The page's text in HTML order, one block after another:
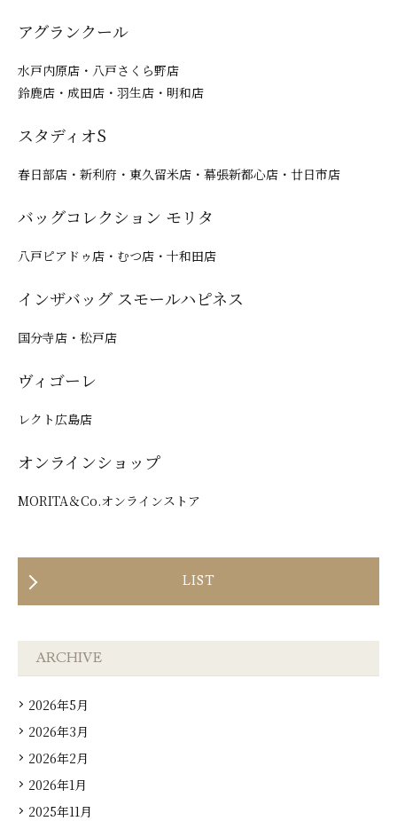
アグランクール
水戸内原店・八戸さくら野店
鈴鹿店・成田店・羽生店・明和店
スタディオS
春日部店・新利府・東久留米店・幕張新都心店・廿日市店
バッグコレクション モリタ
八戸ピアドゥ店・むつ店・十和田店
インザバッグ スモールハピネス
国分寺店・松戸店
ヴィゴーレ
レクト広島店
オンラインショップ
MORITA＆Co.オンラインストア
LIST
ARCHIVE
2026年5月
2026年3月
2026年2月
2026年1月
2025年11月